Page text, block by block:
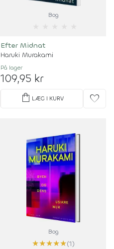
Bog
Efter Midnat
Haruki Murakami
På lager
109,95 kr
shopping_bag LÆG I KURV favorite
Bog
★★★★★(1)